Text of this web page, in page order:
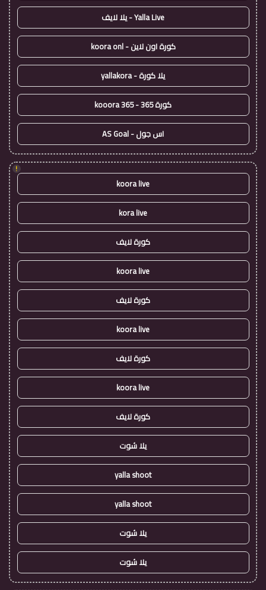
Yalla Live - يلا لايف
كورة اون لاين - koora onl
يلا كورة - yallakora
كورة 365 - kooora 365
اس جول - AS Goal
!
koora live
kora live
كورة لايف
koora live
كورة لايف
koora live
كورة لايف
koora live
كورة لايف
يلا شوت
yalla shoot
yalla shoot
يلا شوت
يلا شوت